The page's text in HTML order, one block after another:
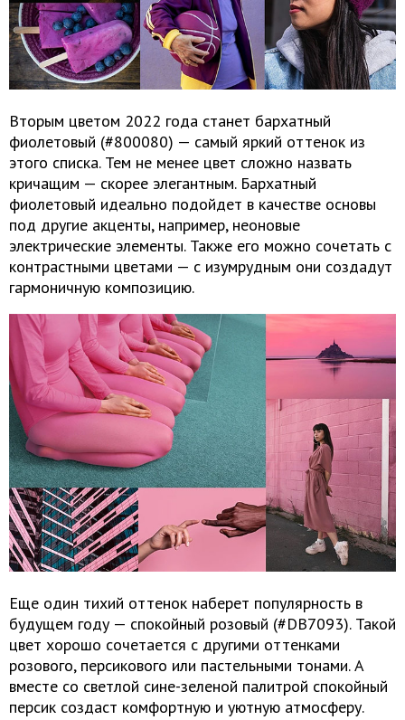
Вторым цветом 2022 года станет бархатный
фиолетовый (#800080) — самый яркий оттенок из
этого списка. Тем не менее цвет сложно назвать
кричащим — скорее элегантным. Бархатный
фиолетовый идеально подойдет в качестве основы
под другие акценты, например, неоновые
электрические элементы. Также его можно сочетать с
контрастными цветами — с изумрудным они создадут
гармоничную композицию.
Еще один тихий оттенок наберет популярность в
будущем году — спокойный розовый (#DB7093). Такой
цвет хорошо сочетается с другими оттенками
розового, персикового или пастельными тонами. А
вместе со светлой сине-зеленой палитрой спокойный
персик создаст комфортную и уютную атмосферу.